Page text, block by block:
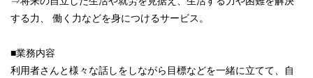
する力、 働く力などを身につけるサービス。
■業務内容
利用者さんと様々な話しをしながら目標などを一緒に立てて、自